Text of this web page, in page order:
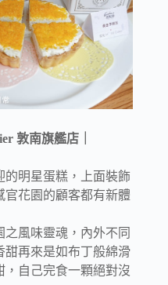
敦南旗艦店｜
的明星蛋糕，上面裝飾
官花園的顧客都有新體
風味靈魂，內外不同
甜再來是如布丁般綿滑
，自己完食一顆絕對沒